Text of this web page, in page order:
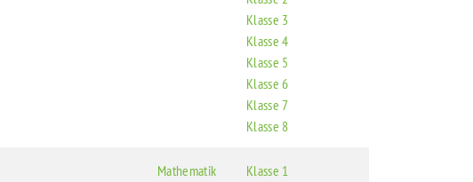
Klasse 3
Klasse 4
Klasse 5
Klasse 6
Klasse 7
Klasse 8
Mathematik
Klasse 1